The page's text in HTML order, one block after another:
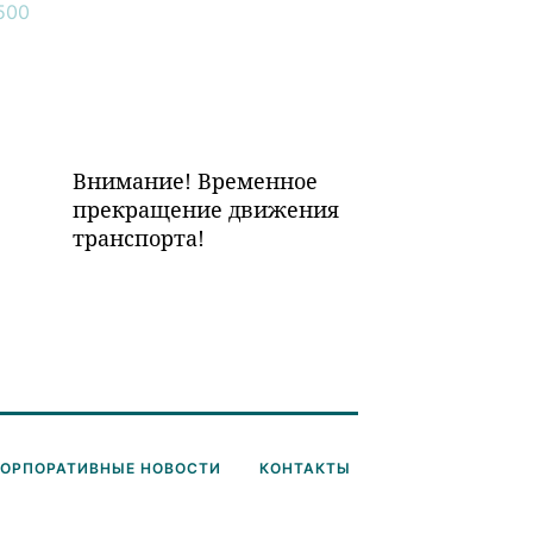
Внимание! Временное
прекращение движения
транспорта!
НОВОСТИ КОНТАКТЫ